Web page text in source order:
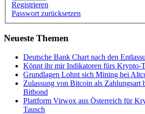
Registrieren
Passwort zurücksetzen
Neueste Themen
Deutsche Bank Chart nach den
Könnt ihr mir Indikatoren fürs Krypto-
Grundlagen Lohnt sich Mining bei
Zulassung von Bitcoin als Zahlungsart
Bitbond
Plattform Virwox aus Österreich für
Tausch